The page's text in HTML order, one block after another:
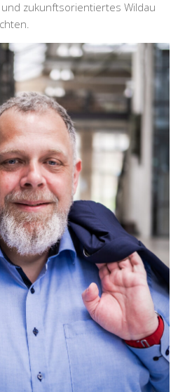
zukunftsorientiertes Wildau